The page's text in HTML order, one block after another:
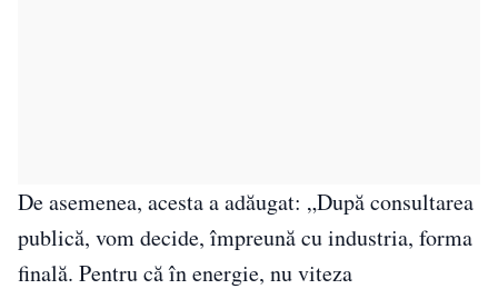
De asemenea, acesta a adăugat: „După consultarea
publică, vom decide, împreună cu industria, forma
finală. Pentru că în energie, nu viteza